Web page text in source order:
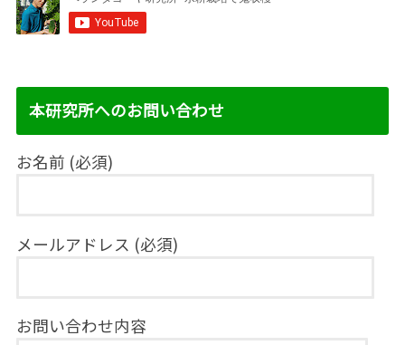
本研究所へのお問い合わせ
お名前 (必須)
メールアドレス (必須)
お問い合わせ内容